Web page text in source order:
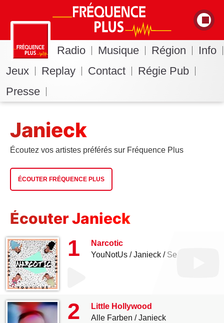
Radio Musique Région
Info
Jeux
Replay Contact
Régie Pub
Presse
Janieck
Écoutez vos artistes préférés sur Fréquence Plus
ÉCOUTER FRÉQUENCE PLUS
Écouter Janieck
1
Narcotic
YouNotUs
Janieck Senex
2
Little Hollywood
Alle Farben
Janieck